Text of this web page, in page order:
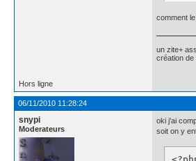
color:
}
}
}
}
comment
un zite+
création de
Hors ligne
06/11/2010 11:28:24
snypi
Moderateurs
oki j'ai
soit on y